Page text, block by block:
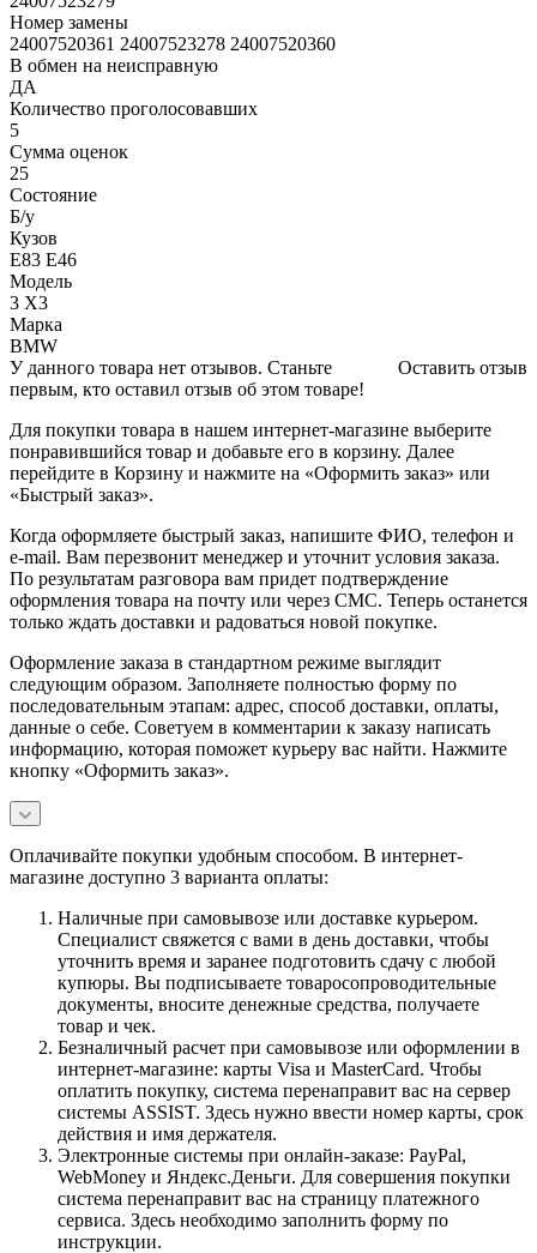
Номер замены
24007520361 24007523278 24007520360
В обмен на неисправную
ДА
Количество проголосовавших
5
Сумма оценок
25
Состояние
Б/y
Кузов
Е83 Е46
Модель
3 Х3
Марка
BMW
Оставить отзыв
У данного товара нет отзывов. Станьте
первым, кто оставил отзыв об этом товаре!
Для покупки товара в нашем интернет-магазине выберите
понравившийся товар и добавьте его в корзину. Далее
перейдите в Корзину и нажмите на «Оформить заказ» или
«Быстрый заказ».
Когда оформляете быстрый заказ, напишите ФИО, телефон и
e-mail. Вам перезвонит менеджер и уточнит условия заказа.
По результатам разговора вам придет подтверждение
оформления товара на почту или через СМС. Теперь останется
только ждать доставки и радоваться новой покупке.
Оформление заказа в стандартном режиме выглядит
следующим образом. Заполняете полностью форму по
последовательным этапам: адрес, способ доставки, оплаты,
данные о себе. Советуем в комментарии к заказу написать
информацию, которая поможет курьеру вас найти. Нажмите
кнопку «Оформить заказ».
Оплачивайте покупки удобным способом. В интернет-
магазине доступно 3 варианта оплаты:
Наличные при самовывозе или доставке курьером.
Специалист свяжется с вами в день доставки, чтобы
уточнить время и заранее подготовить сдачу с любой
купюры. Вы подписываете товаросопроводительные
документы, вносите денежные средства, получаете
товар и чек.
Безналичный расчет при самовывозе или оформлении в
интернет-магазине: карты Visa и MasterCard. Чтобы
оплатить покупку, система перенаправит вас на сервер
системы ASSIST. Здесь нужно ввести номер карты, срок
действия и имя держателя.
Электронные системы при онлайн-заказе: PayPal,
WebMoney и Яндекс.Деньги. Для совершения покупки
система перенаправит вас на страницу платежного
сервиса. Здесь необходимо заполнить форму по
инструкции.